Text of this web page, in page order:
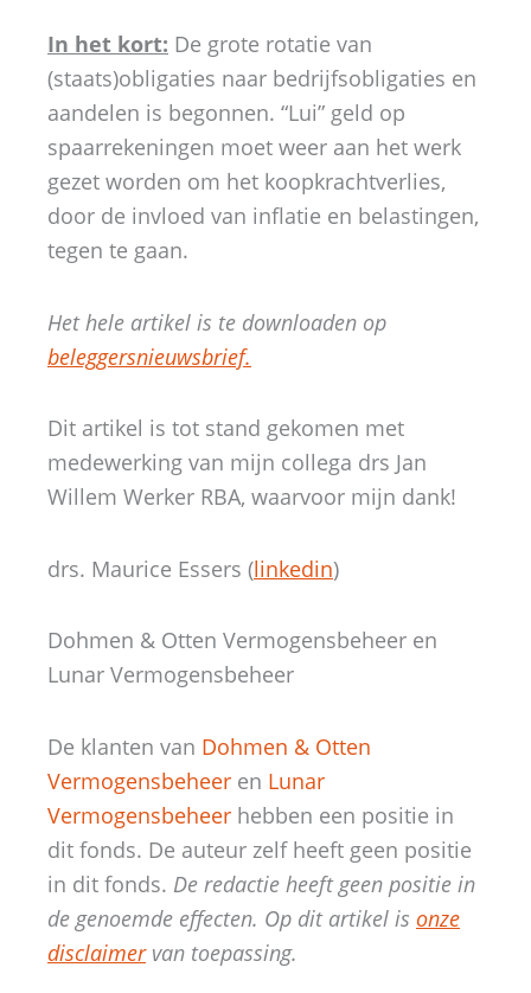
In het kort: De grote rotatie van
(staats)obligaties naar bedrijfsobligaties en
aandelen is begonnen. “Lui” geld op
spaarrekeningen moet weer aan het werk
gezet worden om het koopkrachtverlies,
door de invloed van inflatie en belastingen,
tegen te gaan.
Het hele artikel is te downloaden op
beleggersnieuwsbrief.
Dit artikel is tot stand gekomen met
medewerking van mijn collega drs Jan
Willem Werker RBA, waarvoor mijn dank!
drs. Maurice Essers (linkedin)
Dohmen & Otten Vermogensbeheer en
Lunar Vermogensbeheer
De klanten van Dohmen & Otten
Vermogensbeheer en Lunar
Vermogensbeheer hebben een positie in
dit fonds. De auteur zelf heeft geen positie
in dit fonds. De redactie heeft geen positie in
de genoemde effecten. Op dit artikel is onze
disclaimervan toepassing.